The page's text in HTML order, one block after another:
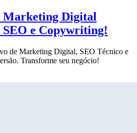
Marketing Digital
e Copywriting!
de Marketing Digital, SEO Técnico e
Transforme seu negócio!